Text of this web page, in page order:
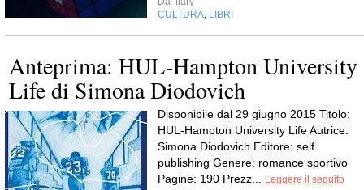
CULTURA LIBRI
Anteprima: HUL-Hampton University
Life di Simona Diodovich
Disponibile dal 29 giugno 2015 Titolo:
HUL-Hampton University Life Autrice:
Simona Diodovich Editore: self
publishing Genere: romance sportivo
Pagine: 190 Prezz...
Leggere il seguito